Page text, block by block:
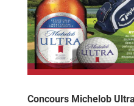
Concours Michelob